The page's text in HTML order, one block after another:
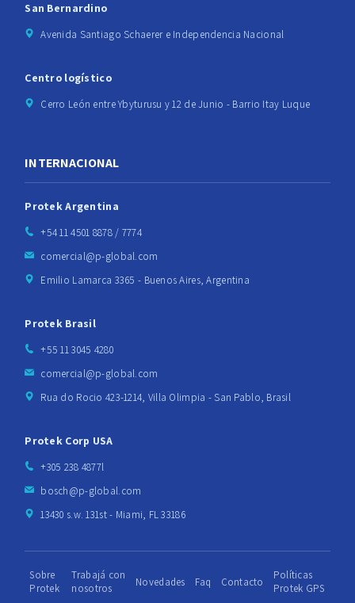
San Bernardino
Avenida Santiago Schaerer e Independencia Nacional
Centro logístico
Cerro León entre Ybyturusu y 12 de Junio - Barrio Itay Luque
INTERNACIONAL
Protek Argentina
+54 11 4501 8878 / 7774
comercial@p-global.com
Emilio Lamarca 3365 - Buenos Aires, Argentina
Protek Brasil
+55 11 3045 4280
comercial@p-global.com
Rua do Rocio 423-1214, Villa Olimpia - San Pablo, Brasil
Protek Corp USA
+305 238 4877l
bosch@p-global.com
13430 s.w. 131st - Miami, FL 33186
Sobre
Protek
Trabajá con
nosotros
Novedades Faq Contacto
Políticas
Protek GPS